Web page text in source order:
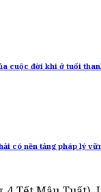
cuộc đời khi ở tuổi
có nền tảng pháp lý